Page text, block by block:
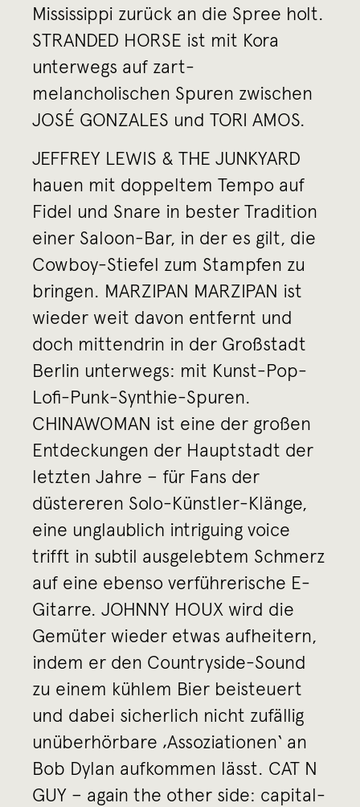
Mississippi zurück an die Spree holt.
STRANDED HORSE ist mit Kora
unterwegs auf zart-
melancholischen Spuren zwischen
JOSÉ GONZALES und TORI AMOS.
JEFFREY LEWIS & THE JUNKYARD
hauen mit doppeltem Tempo auf
Fidel und Snare in bester Tradition
einer Saloon-Bar, in der es gilt, die
Cowboy-Stiefel zum Stampfen zu
bringen. MARZIPAN MARZIPAN ist
wieder weit davon entfernt und
doch mittendrin in der Großstadt
Berlin unterwegs: mit Kunst-Pop-
Lofi-Punk-Synthie-Spuren.
CHINAWOMAN ist eine der großen
Entdeckungen der Hauptstadt der
letzten Jahre – für Fans der
düstereren Solo-Künstler-Klänge,
eine unglaublich intriguing voice
trifft in subtil ausgelebtem Schmerz
auf eine ebenso verführerische E-
Gitarre. JOHNNY HOUX wird die
Gemüter wieder etwas aufheitern,
indem er den Countryside-Sound
zu einem kühlem Bier beisteuert
und dabei sicherlich nicht zufällig
unüberhörbare ‚Assoziationen‘ an
Bob Dylan aufkommen lässt. CAT N
GUY – again the other side: capital-